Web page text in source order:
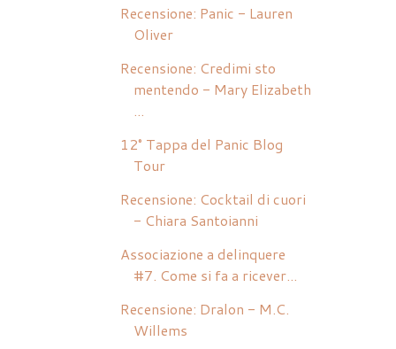
Recensione: Panic - Lauren
Oliver
Recensione: Credimi sto
mentendo - Mary Elizabeth
...
12° Tappa del Panic Blog
Tour
Recensione: Cocktail di cuori
- Chiara Santoianni
Associazione a delinquere
#7. Come si fa a ricever...
Recensione: Dralon - M.C.
Willems